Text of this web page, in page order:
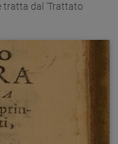
tratta dal 'Trattato